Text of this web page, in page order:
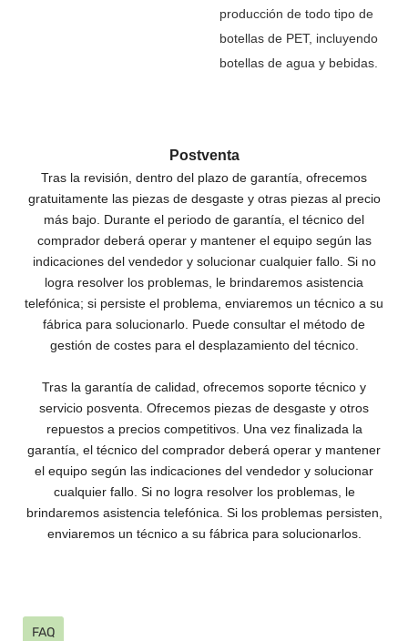
producción de todo tipo de
botellas de PET, incluyendo
botellas de agua y bebidas.
Postventa
Tras la revisión, dentro del plazo de garantía, ofrecemos
gratuitamente las piezas de desgaste y otras piezas al precio
más bajo. Durante el periodo de garantía, el técnico del
comprador deberá operar y mantener el equipo según las
indicaciones del vendedor y solucionar cualquier fallo. Si no
logra resolver los problemas, le brindaremos asistencia
telefónica; si persiste el problema, enviaremos un técnico a su
fábrica para solucionarlo. Puede consultar el método de
gestión de costes para el desplazamiento del técnico.
Tras la garantía de calidad, ofrecemos soporte técnico y
servicio posventa. Ofrecemos piezas de desgaste y otros
repuestos a precios competitivos. Una vez finalizada la
garantía, el técnico del comprador deberá operar y mantener
el equipo según las indicaciones del vendedor y solucionar
cualquier fallo. Si no logra resolver los problemas, le
brindaremos asistencia telefónica. Si los problemas persisten,
enviaremos un técnico a su fábrica para solucionarlos.
FAQ